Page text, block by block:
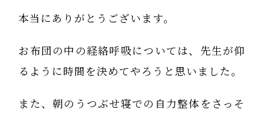
本当にありがとうございます。
お布団の中の経絡呼吸については、先生が仰
るように時間を決めてやろうと思いました。
また、朝のうつぶせ寝での自力整体をさっそ